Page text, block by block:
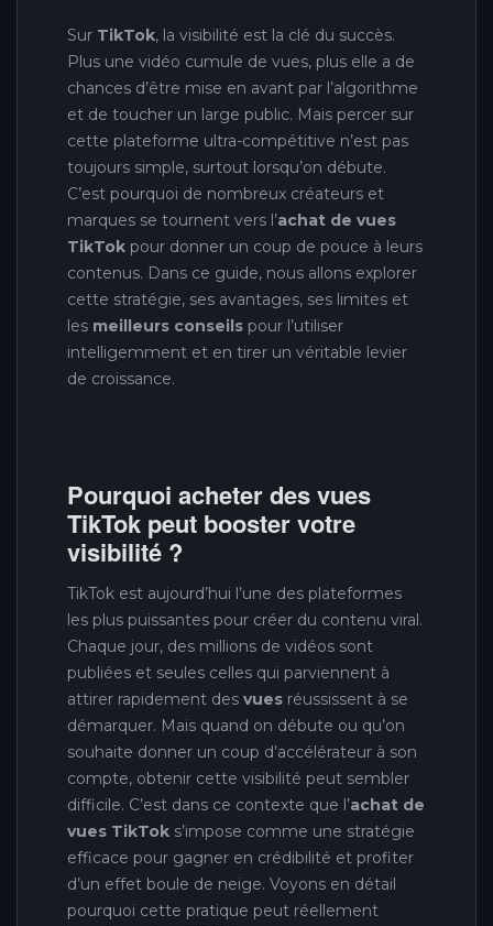
Sur TikTok, la visibilité est la clé du succès.
Plus une vidéo cumule de vues, plus elle a de
chances d’être mise en avant par l’algorithme
et de toucher un large public. Mais percer sur
cette plateforme ultra-compétitive n’est pas
toujours simple, surtout lorsqu’on débute.
C’est pourquoi de nombreux créateurs et
marques se tournent vers l’achat de vues
TikTok pour donner un coup de pouce à leurs
contenus. Dans ce guide, nous allons explorer
cette stratégie, ses avantages, ses limites et
les meilleurs conseils pour l’utiliser
intelligemment et en tirer un véritable levier
de croissance.
Pourquoi acheter des vues
TikTok peut booster votre
visibilité ?
TikTok est aujourd’hui l’une des plateformes
les plus puissantes pour créer du contenu viral.
Chaque jour, des millions de vidéos sont
publiées et seules celles qui parviennent à
attirer rapidement des vues réussissent à se
démarquer. Mais quand on débute ou qu’on
souhaite donner un coup d’accélérateur à son
compte, obtenir cette visibilité peut sembler
difficile. C’est dans ce contexte que l’achat de
vues TikTok s’impose comme une stratégie
efficace pour gagner en crédibilité et profiter
d’un effet boule de neige. Voyons en détail
pourquoi cette pratique peut réellement